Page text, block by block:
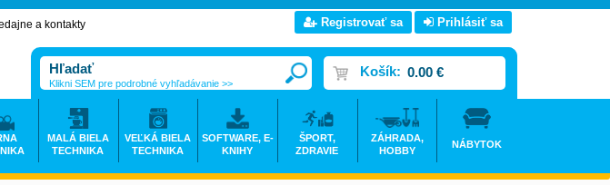
a kontakty
Registrovať sa Prihlásiť sa
Košík: 0.00 €
Klikni SEM pre podrobné vyhľadávanie >>
MALÁ BIELA
TECHNIKA
VEĽKÁ BIELA
TECHNIKA
SOFTWARE, E-
KNIHY
ŠPORT,
ZDRAVIE
ZÁHRADA,
HOBBY
NÁBYTOK